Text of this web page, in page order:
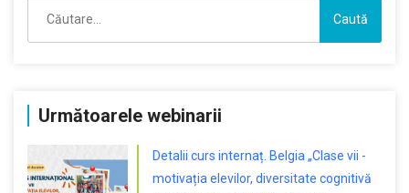
după:
Următoarele webinarii
Detalii curs internaț. Belgia „Clase vii -
motivația elevilor, diversitate cognitivă